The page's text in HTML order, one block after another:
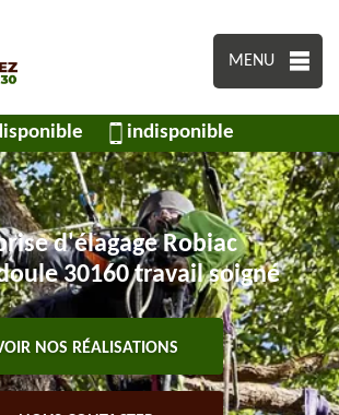
MENU
indisponible
d'élagage Robiac
30160 travail soigné
NOS RÉALISATIONS